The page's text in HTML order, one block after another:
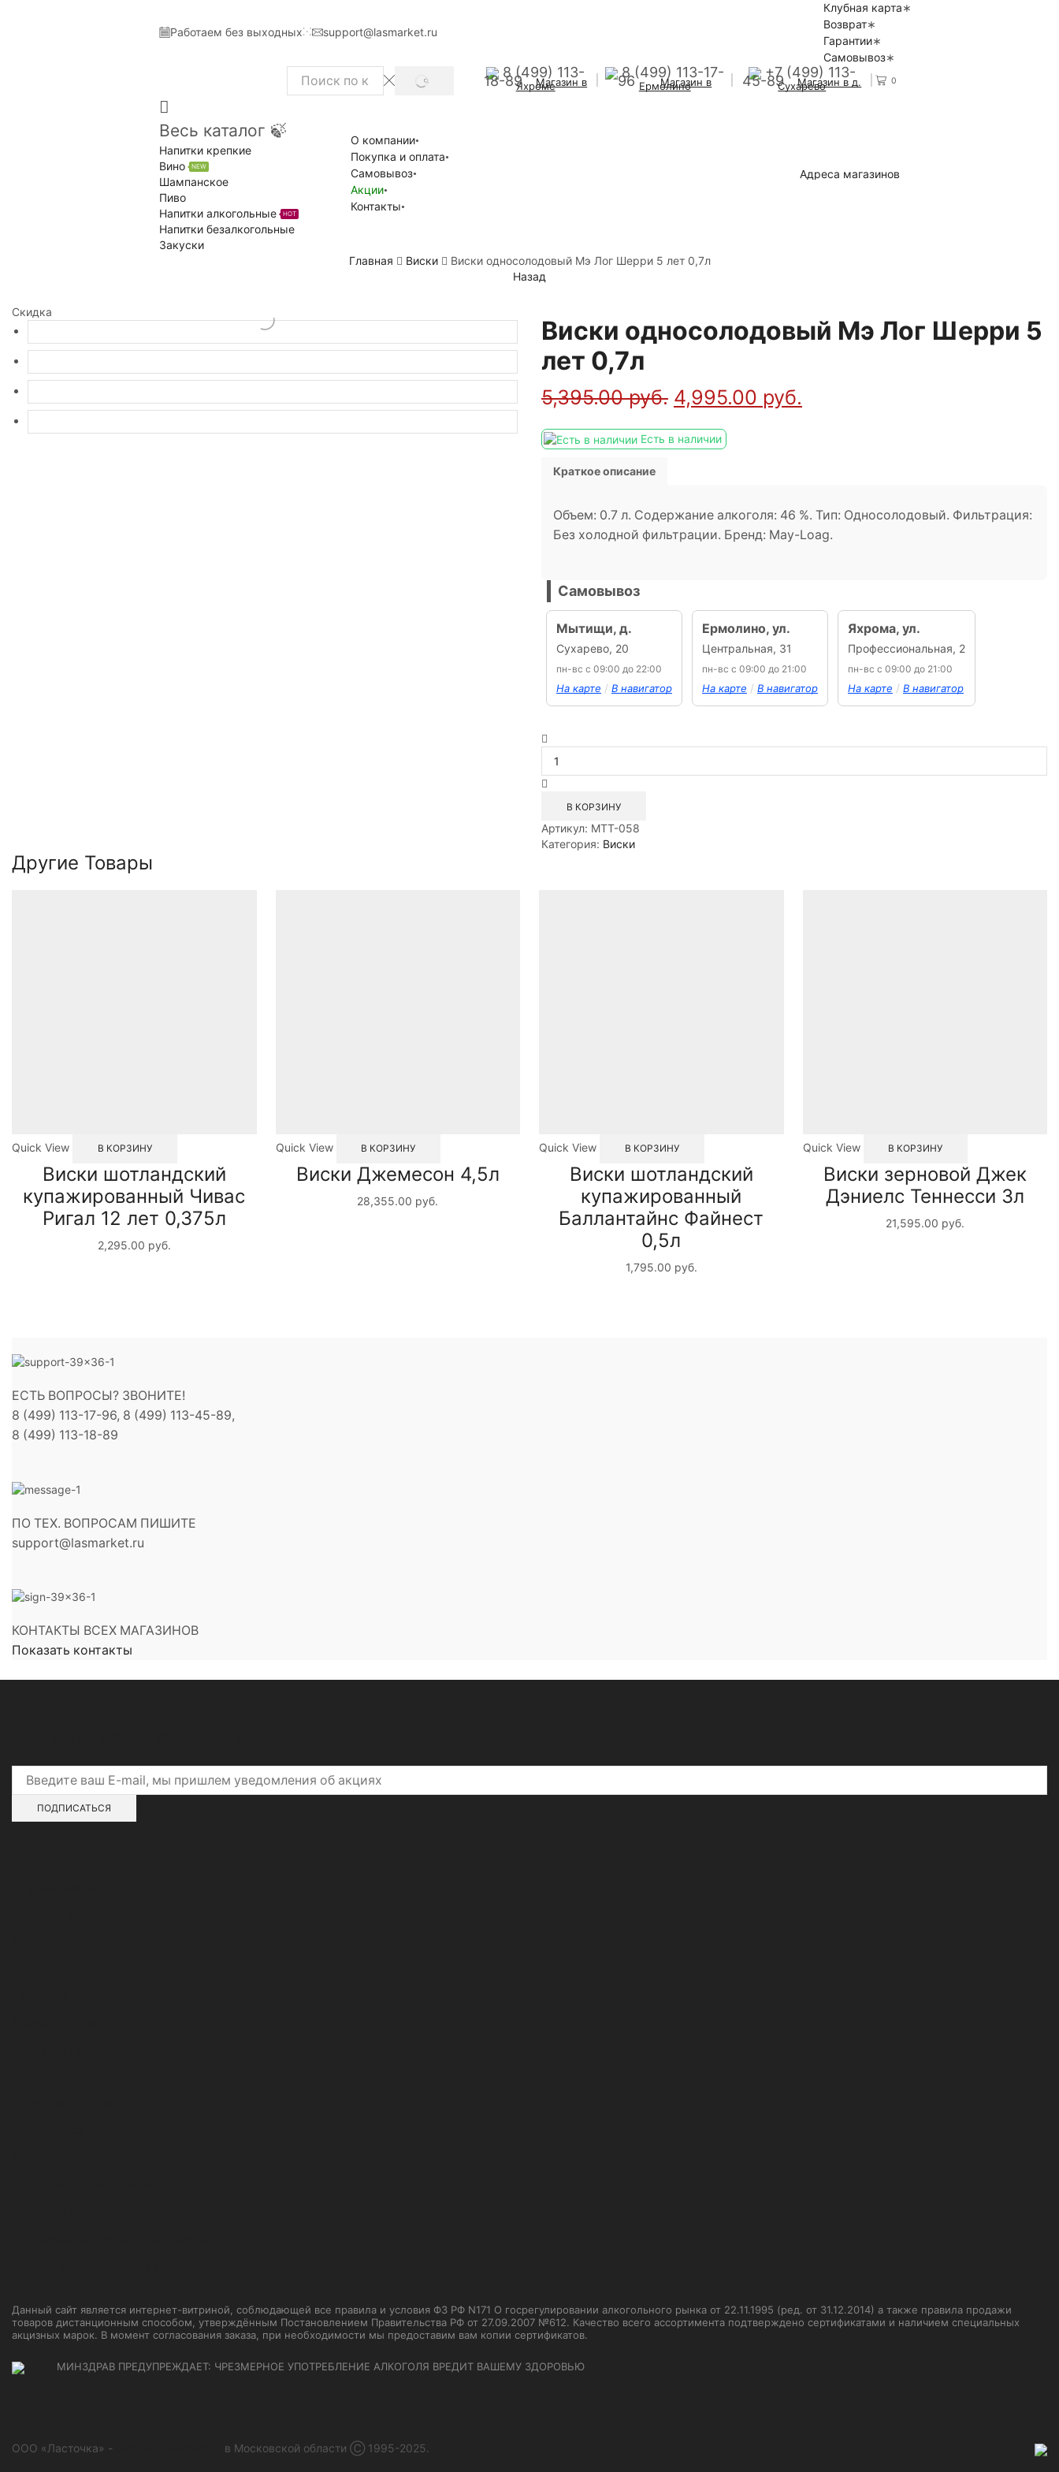
Работаем без выходных support@lasmarket.ru
Клубная карта
Возврат
Гарантии
Самовывоз
Search
SEARCH
8 (499) 113-
18-89 Магазин в
Яхроме
8 (499) 113-17-
96 Магазин в
Ермолино
+7 (499) 113-
45-89 Магазин в д.
Сухарево 0
Весь каталог 🍃
Напитки крепкие
Вино
NEW
Шампанское
Пиво
Напитки алкогольные
HOT
Напитки безалкогольные
Закуски
О компании
Покупка и оплата
Самовывоз
Акции
Контакты
Адреса магазинов
Главная Виски
Виски односолодовый Мэ Лог Шерри 5 лет 0,7л
Назад
Скидка
Виски односолодовый Мэ Лог Шерри 5
лет 0,7л
5,395.00руб. 4,995.00 руб.
Есть в наличии
Краткое описание
Объем: 0.7 л. Содержание алкоголя: 46 %. Тип: Односолодовый. Фильтрация:
Без холодной фильтрации. Бренд: May-Loag.
Самовывоз
Мытищи, д.
Сухарево, 20
пн-вс с 09:00 до 22:00
На карте / В навигатор
Ермолино, ул.
Центральная, 31
пн-вс с 09:00 до 21:00
На карте / В навигатор
Яхрома, ул.
Профессиональная, 2
пн-вс с 09:00 до 21:00
На карте / В навигатор
товара
Виски
Шерри
5
В КОРЗИНУ
Артикул: MTT-058
Категория: Виски
Другие Товары
Quick View В КОРЗИНУ
Виски шотландский
купажированный Чивас
Ригал 12 лет 0,375л
2,295.00 руб.
Quick View В КОРЗИНУ
Виски Джемесон 4,5л
28,355.00 руб.
Quick View В КОРЗИНУ
Виски шотландский
купажированный
Баллантайнс Файнест
0,5л
1,795.00 руб.
Quick View В КОРЗИНУ
Виски зерновой Джек
Дэниелс Теннесси 3л
21,595.00 руб.
ЕСТЬ ВОПРОСЫ? ЗВОНИТЕ!
8 (499) 113-17-96, 8 (499) 113-45-89,
8 (499) 113-18-89
ПО ТЕХ. ВОПРОСАМ ПИШИТЕ
support@lasmarket.ru
КОНТАКТЫ ВСЕХ МАГАЗИНОВ
Показать контакты
Данный сайт является интернет-витриной, соблюдающей все правила и условия ФЗ РФ N171 О госрегулировании алкогольного рынка от 22.11.1995 (ред. от 31.12.2014) а также правила продажи
товаров дистанционным способом, утверждённым Постановлением Правительства РФ от 27.09.2007 №612. Качество всего ассортимента подтверждено сертификатами и наличием специальных
акцизных марок. В момент согласования заказа, при необходимости мы предоставим вам копии сертификатов.
МИНЗДРАВ ПРЕДУПРЕЖДАЕТ: ЧРЕЗМЕРНОЕ УПОТРЕБЛЕНИЕ АЛКОГОЛЯ ВРЕДИТ ВАШЕМУ ЗДОРОВЬЮ
ООО «Ласточка» - в Московской области Ⓒ 1995-2025.